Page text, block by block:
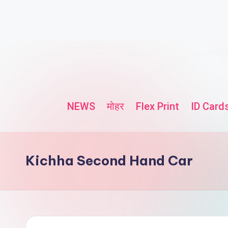
NEWS मोहर Flex Print ID
Kichha Second Hand Car